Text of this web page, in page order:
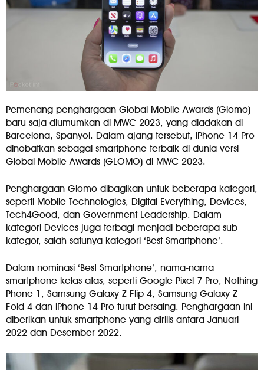
Pemenang penghargaan Global Mobile Awards (Glomo)
baru saja diumumkan di MWC 2023, yang diadakan di
Barcelona, Spanyol. Dalam ajang tersebut, iPhone 14 Pro
dinobatkan sebagai smartphone terbaik di dunia versi
Global Mobile Awards (GLOMO) di MWC 2023.
Penghargaan Glomo dibagikan untuk beberapa kategori,
seperti Mobile Technologies, Digital Everything, Devices,
Tech4Good, dan Government Leadership. Dalam
kategori Devices juga terbagi menjadi beberapa sub-
kategor, salah satunya kategori ‘Best Smartphone’.
Dalam nominasi ‘Best Smartphone’, nama-nama
smartphone kelas atas, seperti Google Pixel 7 Pro, Nothing
Phone 1, Samsung Galaxy Z Flip 4, Samsung Galaxy Z
Fold 4 dan iPhone 14 Pro turut bersaing. Penghargaan ini
diberikan untuk smartphone yang dirilis antara Januari
2022 dan Desember 2022.